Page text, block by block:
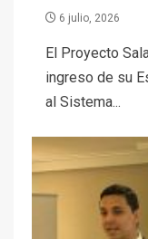
6 julio, 2026
El Proyecto
ingreso de su
al Sistema...
3